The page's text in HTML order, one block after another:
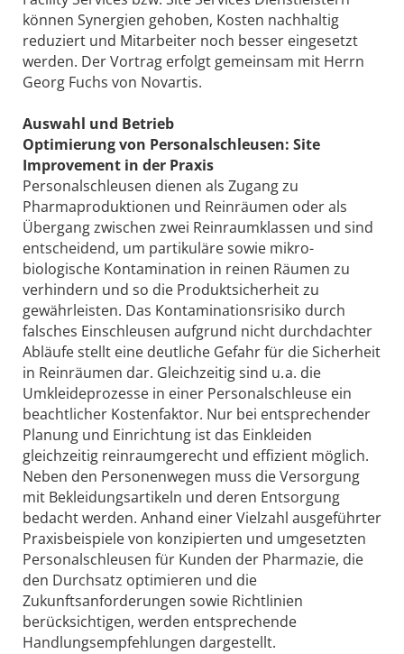
können Synergien gehoben, Kosten nachhaltig
reduziert und Mitarbeiter noch besser eingesetzt
werden. Der Vortrag erfolgt gemeinsam mit Herrn
Georg Fuchs von Novartis.
Auswahl und Betrieb
Optimierung von Personalschleusen: ­Site
Improvement in der Praxis
Personalschleusen dienen als Zugang zu
Pharmaproduktionen und Reinräumen oder als
Übergang zwischen zwei Reinraumklassen und sind
entscheidend, um partikuläre sowie mikro­
biologische Kontamination in reinen Räumen zu
verhindern und so die Produktsicherheit zu
gewährleisten. Das Kontaminationsrisiko durch
falsches Einschleusen aufgrund nicht durchdachter
Abläufe stellt eine deutliche Gefahr für die Sicherheit
in Reinräumen dar. Gleichzeitig sind u. a. die
Umkleideprozesse in einer Personalschleuse ein
beachtlicher Kostenfaktor. Nur bei entsprechender
Planung und Einrichtung ist das Einkleiden
gleichzeitig reinraumgerecht und effizient möglich.
Neben den Personenwegen muss die Versorgung
mit Bekleidungsartikeln und deren Entsorgung
bedacht werden. Anhand einer Vielzahl ausgeführter
Praxisbeispiele von konzipierten und umgesetzten
Personalschleusen für Kunden der Pharmazie, die
den Durchsatz optimieren und die
Zukunftsanforderungen sowie Richtlinien
berücksichtigen, werden entsprechende
Handlungsempfehlungen dargestellt.